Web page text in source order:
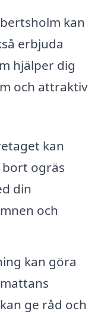
kan
erbjuda
hjälper dig
och attraktiv
kan
ogräs
din
och
kan göra
ge råd och